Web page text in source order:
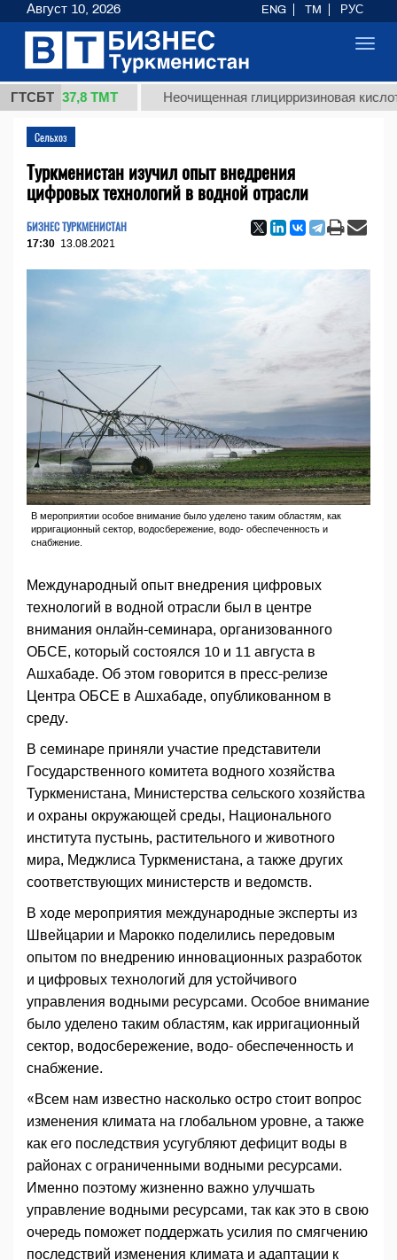
ГТСБТ
37,8 ТМТ Неочищенная глицирризиновая кислота
Сельхоз
Туркменистан изучил опыт внедрения
цифровых технологий в водной отрасли
БИЗНЕС ТУРКМЕНИСТАН
17:30 13.08.2021
В мероприятии особое внимание было уделено таким областям, как
ирригационный сектор, водосбережение, водо- обеспеченность и
снабжение.
Международный опыт внедрения цифровых
технологий в водной отрасли был в центре
внимания онлайн-семинара, организованного
ОБСЕ, который состоялся 10 и 11 августа в
Ашхабаде. Об этом говорится в пресс-релизе
Центра ОБСЕ в Ашхабаде, опубликованном в
среду.
В семинаре приняли участие представители
Государственного комитета водного хозяйства
Туркменистана, Министерства сельского хозяйства
и охраны окружающей среды, Национального
института пустынь, растительного и животного
мира, Меджлиса Туркменистана, а также других
соответствующих министерств и ведомств.
В ходе мероприятия международные эксперты из
Швейцарии и Марокко поделились передовым
опытом по внедрению инновационных разработок
и цифровых технологий для устойчивого
управления водными ресурсами. Особое внимание
было уделено таким областям, как ирригационный
сектор, водосбережение, водо- обеспеченность и
снабжение.
«Всем нам известно насколько остро стоит вопрос
изменения климата на глобальном уровне, а также
как его последствия усугубляют дефицит воды в
районах с ограниченными водными ресурсами.
Именно поэтому жизненно важно улучшать
управление водными ресурсами, так как это в свою
очередь поможет поддержать усилия по смягчению
последствий изменения климата и адаптации к
Август 10, 2026 ENG TM РУС